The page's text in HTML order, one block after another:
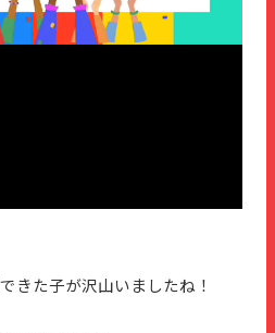
きた子が沢山いましたね！